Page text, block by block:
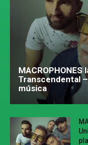
Transcendental –
música